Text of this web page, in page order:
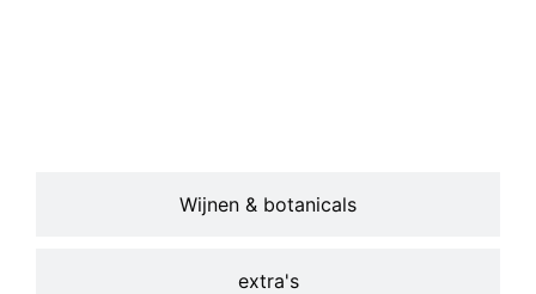
Wijnen & botanicals
extra's